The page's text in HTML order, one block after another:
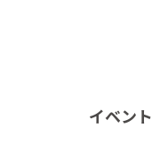
イベント